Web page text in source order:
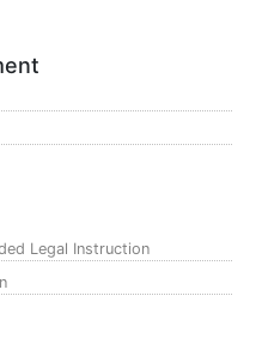
Legal Instruction